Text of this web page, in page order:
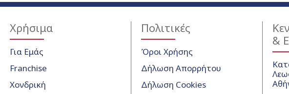
Χρήσιμα
Για Εμάς
Franchise
Χονδρική
Πολιτικές
Όροι Χρήσης
Δήλωση Απορρήτου
Δήλωση Cookies
&